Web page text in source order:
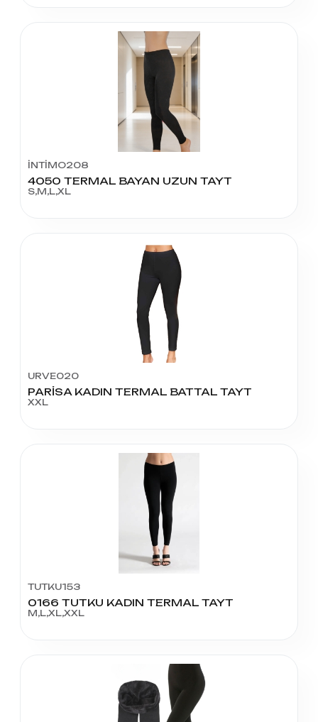
İNTİMO208
4050 TERMAL BAYAN UZUN TAYT
S,M,L,XL
URVE020
PARİSA KADIN TERMAL BATTAL TAYT
XXL
TUTKU153
0166 TUTKU KADIN TERMAL TAYT
M,L,XL,XXL